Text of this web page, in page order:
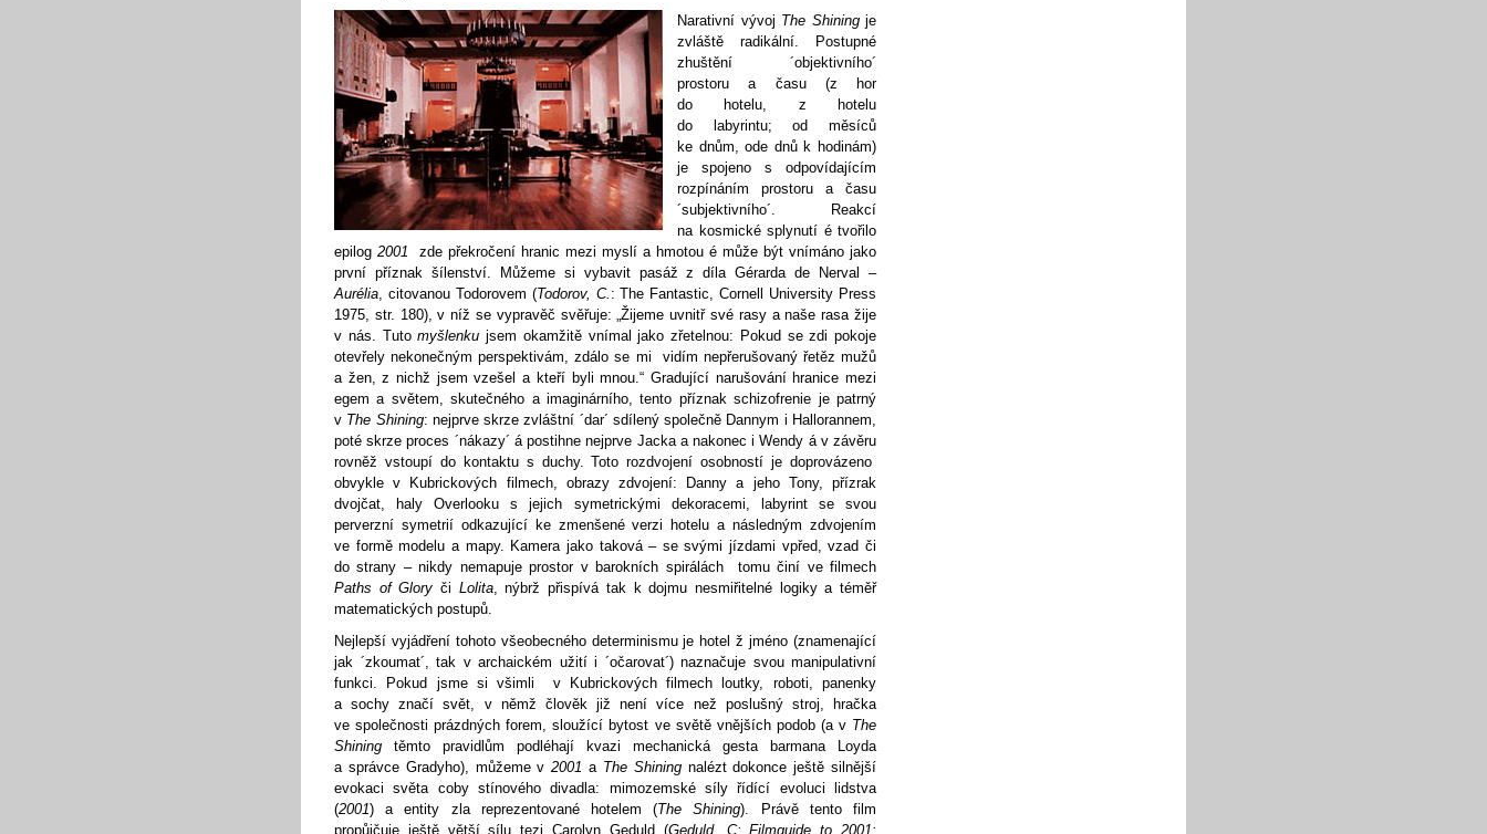
Narativní vývoj The Shiningje
zvláště radikální. Postupné
zhuštění ´objektivního´
prostoru a času (z hor
do hotelu, z hotelu
do labyrintu; od měsíců
ke dnům, ode dnů k hodinám)
je spojeno s odpovídajícím
rozpínáním prostoru a času
´subjektivního´. Reakcí
na kosmické splynutí é tvořilo
epilog 2001 zde překročení hranic mezi myslí a hmotou é může být vnímáno jako
první příznak šílenství. Můžeme si vybavit pasáž z díla Gérarda de Nerval –
Aurélia, citovanou Todorovem (Todorov, C. : The Fantastic, Cornell University Press
1975, str. 180), v níž se vypravěč svěřuje: „Žijeme uvnitř své rasy a naše rasa žije
v nás. Tutomyšlenku jsem okamžitě vnímal jako zřetelnou: Pokud se zdi pokoje
otevřely nekonečným perspektivám, zdálo se mi vidím nepřerušovaný řetěz mužů
a žen, z nichž jsem vzešel a kteří byli mnou.“ Gradující narušování hranice mezi
egem a světem, skutečného a imaginárního, tento příznak schizofrenie je patrný
v The Shining: nejprve skrze zvláštní ´dar´ sdílený společně Dannym i Hallorannem,
poté skrze proces ´nákazy´ á postihne nejprve Jacka a nakonec i Wendy á v závěru
rovněž vstoupí do kontaktu s duchy. Toto rozdvojení osobností je doprovázeno
obvykle v Kubrickových filmech, obrazy zdvojení: Danny a jeho Tony, přízrak
dvojčat, haly Overlooku s jejich symetrickými dekoracemi, labyrint se svou
perverzní symetrií odkazující ke zmenšené verzi hotelu a následným zdvojením
ve formě modelu a mapy. Kamera jako taková – se svými jízdami vpřed, vzad či
do strany – nikdy nemapuje prostor v barokních spirálách tomu činí ve filmech
Paths of Gloryči Lolita, nýbrž přispívá tak k dojmu nesmiřitelné logiky a téměř
matematických postupů.
Nejlepší vyjádření tohoto všeobecného determinismu je hotel ž jméno (znamenající
jak ´zkoumat´, tak v archaickém užití i ´očarovat´) naznačuje svou manipulativní
funkci. Pokud jsme si všimli v Kubrickových filmech loutky, roboti, panenky
a sochy značí svět, v němž člověk již není více než poslušný stroj, hračka
ve společnosti prázdných forem, sloužící bytost ve světě vnějších podob (a v The
Shining těmto pravidlům podléhají kvazi mechanická gesta barmana Loyda
a správce Gradyho), můžeme v2001a The Shining nalézt dokonce ještě silnější
evokaci světa coby stínového divadla: mimozemské síly řídící evoluci lidstva
(2001) a entity zla reprezentované hotelem (The Shining). Právě tento film
propůjčuje ještě větší sílu tezi Carolyn Geduld (Geduld, C: Filmguide to 2001: